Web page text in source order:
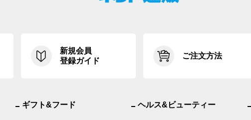
新規会員
登録ガイド
ご注文方法
ギフト&フード ヘルス&ビューティー